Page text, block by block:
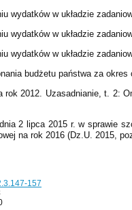
wydatków w układzie
wydatków w układzie
wydatków w układzie
budżetu państwa za
rok 2012. Uzasadnianie, t. 2:
2 lipca 2015 r. w sprawie
na rok 2016 (Dz.U. 2015,
157